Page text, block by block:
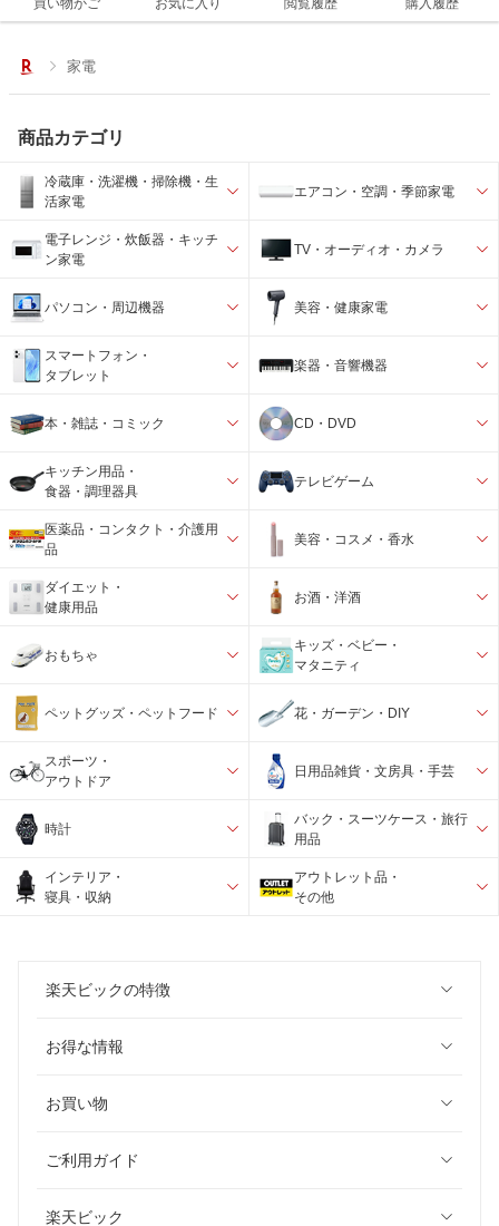
買い物かご お気に入り 閲覧履歴 購入履歴
家電
商品カテゴリ
冷蔵庫・洗濯機・掃除機・生
活家電
エアコン・空調・季節家電
電子レンジ・炊飯器・キッチ
ン家電
TV・オーディオ・カメラ
パソコン・周辺機器 美容・健康家電
スマートフォン・
タブレット
楽器・音響機器
本・雑誌・コミック CD・DVD
キッチン用品・
食器・調理器具
テレビゲーム
医薬品・コンタクト・介護用
品
美容・コスメ・香水
ダイエット・
健康用品
お酒・洋酒
おもちゃ
キッズ・ベビー・
マタニティ
ペットグッズ・ペットフード 花・ガーデン・DIY
スポーツ・
アウトドア
日用品雑貨・文房具・手芸
時計
バック・スーツケース・旅行
用品
インテリア・
寝具・収納
アウトレット品・
その他
楽天ビックの特徴
お得な情報
お買い物
ご利用ガイド
楽天ビック